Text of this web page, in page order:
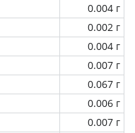
0.004 г
0.002 г
0.004 г
0.007 г
0.067 г
0.006 г
0.007 г